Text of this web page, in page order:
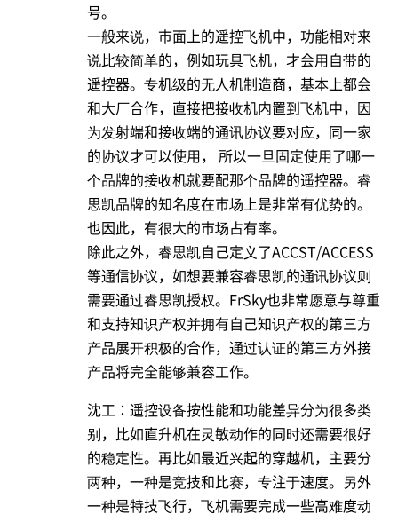
号。
一般来说，市面上的遥控飞机中，功能相对来
说比较简单的，例如玩具飞机，才会用自带的
遥控器。专机级的无人机制造商，基本上都会
和大厂合作，直接把接收机内置到飞机中，因
为发射端和接收端的通讯协议要对应，同一家
的协议才可以使用， 所以一旦固定使用了哪一
个品牌的接收机就要配那个品牌的遥控器。睿
思凯品牌的知名度在市场上是非常有优势的。
也因此，有很大的市场占有率。
除此之外，睿思凯自己定义了ACCST/ACCESS
等通信协议，如想要兼容睿思凯的通讯协议则
需要通过睿思凯授权。FrSky也非常愿意与尊重
和支持知识产权并拥有自己知识产权的第三方
产品展开积极的合作，通过认证的第三方外接
产品将完全能够兼容工作。
沈工：遥控设备按性能和功能差异分为很多类
别，比如直升机在灵敏动作的同时还需要很好
的稳定性。再比如最近兴起的穿越机，主要分
两种，一种是竞技和比赛，专注于速度。另外
一种是特技飞行，飞机需要完成一些高难度动